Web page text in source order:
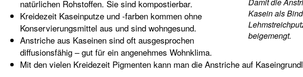
Kasein als
beigemengt.
natürlichen Rohstoffen. Sie sind kompostierbar.
Kreidezeit Kaseinputze und -farben kommen ohne
Konservierungsmittel aus und sind wohngesund.
Anstriche aus Kaseinen sind oft ausgesprochen
diffusionsfähig – gut für ein angenehmes Wohnklima.
Mit den vielen Kreidezeit Pigmenten kann man die Anstriche auf